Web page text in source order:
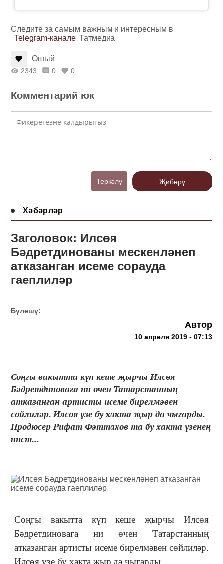
Следите за самым важным и интересным в
Telegram-канале Татмедиа
Ошый
2343 0 0
Комментарий юк
Теркәлү Җибәрү
Хәбәрләр
Заголовок: Илсөя
Бәдретдинованы мескенләнеп
атказанган исеме сорауда
гаеплиләр
Бүлешү:
Автор
10 апреля 2019 - 07:13
Соңгы вакытта күп кеше җырчы Илсөя
Бәдретдиновага ни өчен Татарстанның
атказанган артисты исеме бирелмәвен
сөйлиләр. Илсөя үзе бу хакта җыр да чыгарды.
Продюсер Рифат Фәттахов та бу хакта үзенең
инст...
Соңгы вакытта күп кеше җырчы Илсөя
Бәдретдиновага ни өчен Татарстанның
атказанган артисты исеме бирелмәвен сөйлиләр.
Илсөя үзе бу хакта җыр да чыгарды.